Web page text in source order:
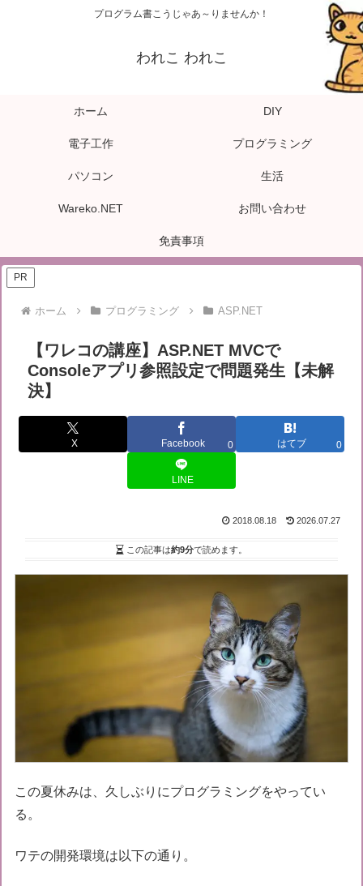
プログラム書こうじゃあ～りませんか！
われこ われこ
ホーム DIY
電子工作 プログラミング
パソコン 生活
Wareko.NET お問い合わせ
免責事項
PR
ホーム プログラミング ASP.NET
【ワレコの講座】ASP.NET MVCで
Consoleアプリ参照設定で問題発生【未解
決】
X Facebook 0 はてブ 0
LINE
2018.08.18 2026.07.27
この記事は約9分で読めます。
この夏休みは、久しぶりにプログラミングをやってい
る。
ワテの開発環境は以下の通り。